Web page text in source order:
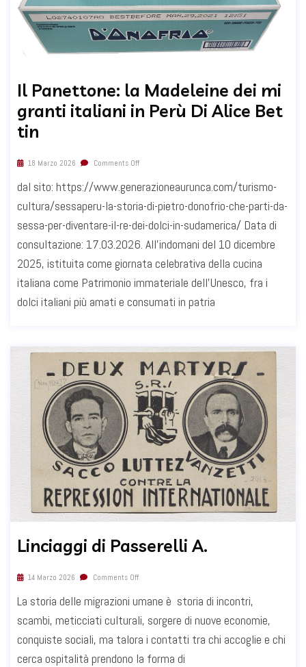
Il Panettone: la Madeleine dei mi
granti italiani in Perù Di Alice Bet
tin
18 Marzo 2026 Comments Off
dal sito: https://www.generazioneaurunca.com/turismo-
cultura/sessaperu-la-storia-di-pietro-donofrio-che-parti-da-
sessa-per-diventare-il-re-dei-dolci-in-sudamerica/ Data di
consultazione: 17.03.2026. All’indomani del 10 dicembre
2025, istituita come giornata celebrativa della cucina
italiana come Patrimonio immateriale dell’Unesco, fra i
dolci italiani più amati e consumati in patria
Linciaggi di Passerelli A.
14 Marzo 2026 Comments Off
La storia delle migrazioni umane è storia di incontri,
scambi, meticciati culturali, sorgere di nuove economie,
conquiste sociali, ma talora i contatti tra chi accoglie e chi
cerca ospitalità prendono la forma di